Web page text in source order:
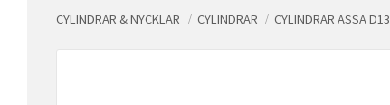
CYLINDRAR & NYCKLAR CYLINDRAR CYLINDRAR ASSA D13